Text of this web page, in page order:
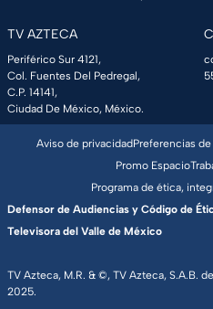
TV AZTECA
Periférico Sur 4121,
Col. Fuentes Del Pedregal,
C.P. 14141,
Ciudad De México, México.
TV Azteca, M.R. & ©, TV Azteca, S.A.B.
2025.
Aviso de privacidadPreferencias
Promo Espacio
Programa de ética,
Defensor de Audiencias y Código de
Televisora del Valle de México